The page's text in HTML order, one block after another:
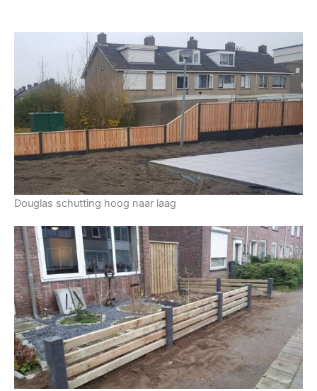
Douglas schutting hoog naar laag